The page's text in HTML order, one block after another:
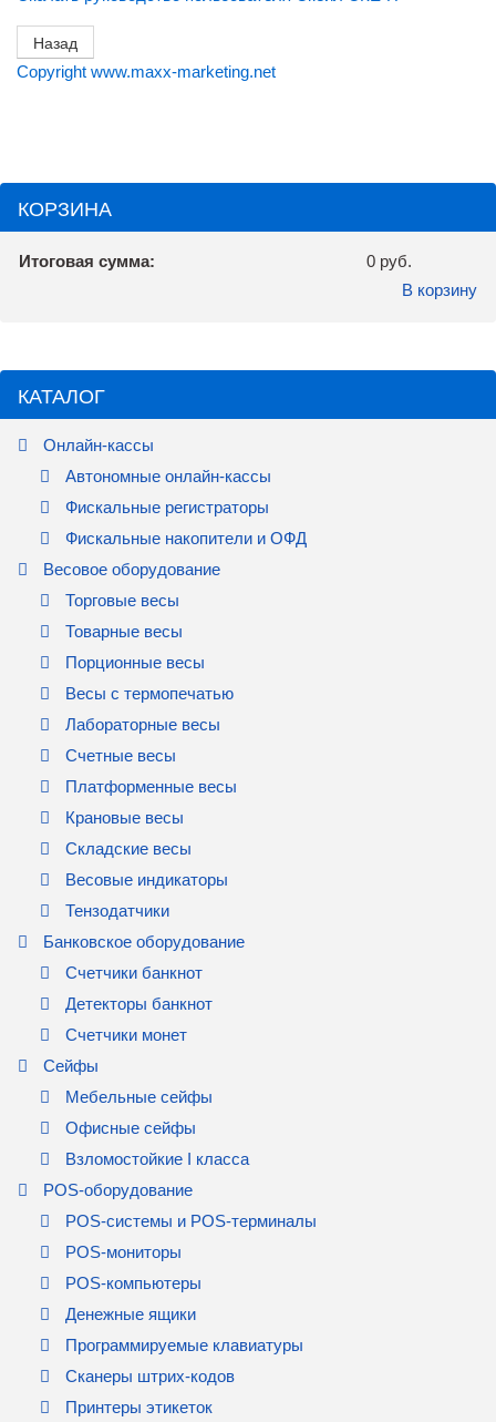
Copyright www.maxx-marketing.net
КОРЗИНА
Итоговая сумма:
0 руб.
В корзину
КАТАЛОГ
Онлайн-кассы
Автономные онлайн-кассы
Фискальные регистраторы
Фискальные накопители и ОФД
Весовое оборудование
Торговые весы
Товарные весы
Порционные весы
Весы с термопечатью
Лабораторные весы
Счетные весы
Платформенные весы
Крановые весы
Складские весы
Весовые индикаторы
Тензодатчики
Банковское оборудование
Счетчики банкнот
Детекторы банкнот
Счетчики монет
Сейфы
Мебельные сейфы
Офисные сейфы
Взломостойкие I класса
POS-оборудование
POS-системы и POS-терминалы
POS-мониторы
POS-компьютеры
Денежные ящики
Программируемые клавиатуры
Сканеры штрих-кодов
Принтеры этикеток